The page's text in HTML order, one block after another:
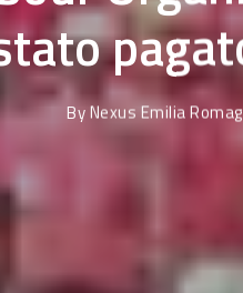
ByNexus Emilia